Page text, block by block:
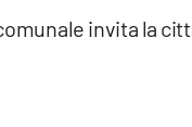
invita la